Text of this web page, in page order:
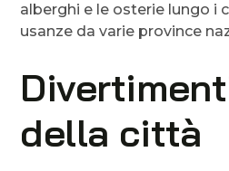
alberghi e le osterie lungo i
usanze da varie province
della città